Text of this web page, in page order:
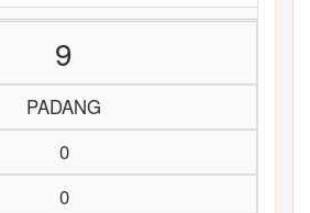
9
PADANG
0
0